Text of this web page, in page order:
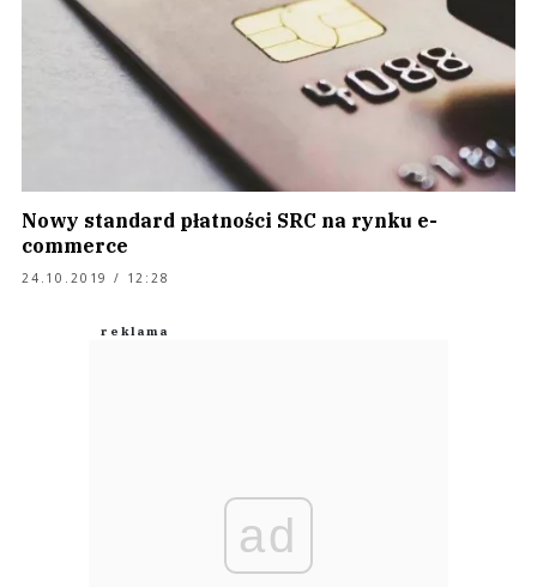
Nowy standard płatności SRC na rynku e-
commerce
24.10.2019 / 12:28
ad